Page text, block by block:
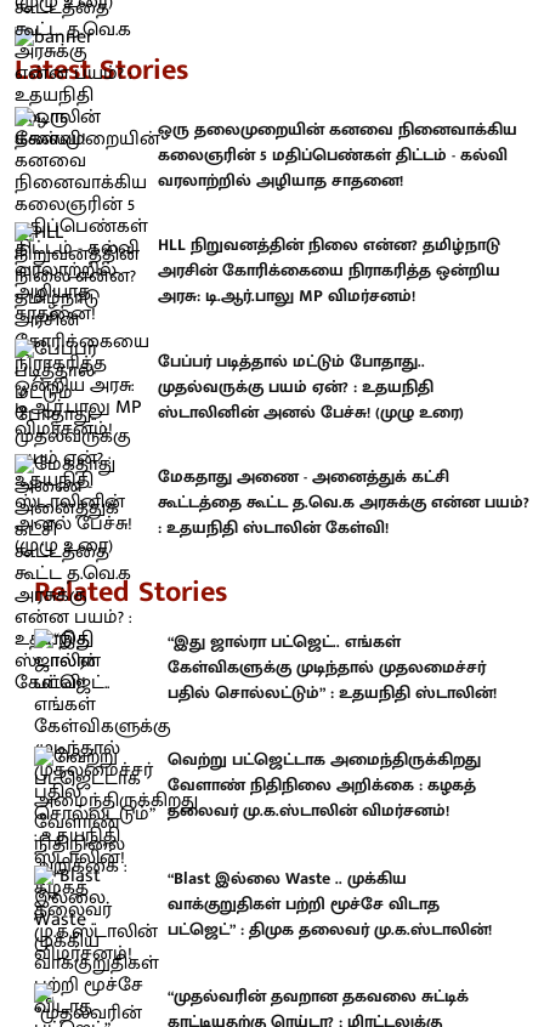
Latest Stories
ஒரு தலைமுறையின் கனவை நினைவாக்கிய
கலைஞரின் 5 மதிப்பெண்கள் திட்டம் - கல்வி
வரலாற்றில் அழியாத சாதனை!
HLL நிறுவனத்தின் நிலை என்ன? தமிழ்நாடு
அரசின் கோரிக்கையை நிராகரித்த ஒன்றிய
அரசு: டி.ஆர்.பாலு MP விமர்சனம்!
பேப்பர் படித்தால் மட்டும் போதாது..
முதல்வருக்கு பயம் ஏன்? : உதயநிதி
ஸ்டாலினின் அனல் பேச்சு! (முழு உரை)
மேகதாது அணை - அனைத்துக் கட்சி
கூட்டத்தை கூட்ட த.வெ.க அரசுக்கு என்ன பயம்?
: உதயநிதி ஸ்டாலின் கேள்வி!
Related Stories
“இது ஜால்ரா பட்ஜெட்.. எங்கள்
கேள்விகளுக்கு முடிந்தால் முதலமைச்சர்
பதில் சொல்லட்டும்” : உதயநிதி ஸ்டாலின்!
வெற்று பட்ஜெட்டாக அமைந்திருக்கிறது
வேளாண் நிதிநிலை அறிக்கை : கழகத்
தலைவர் மு.க.ஸ்டாலின் விமர்சனம்!
“Blast இல்லை Waste .. முக்கிய
வாக்குறுதிகள் பற்றி மூச்சே விடாத
பட்ஜெட்” : திமுக தலைவர் மு.க.ஸ்டாலின்!
“முதல்வரின் தவறான தகவலை சுட்டிக்